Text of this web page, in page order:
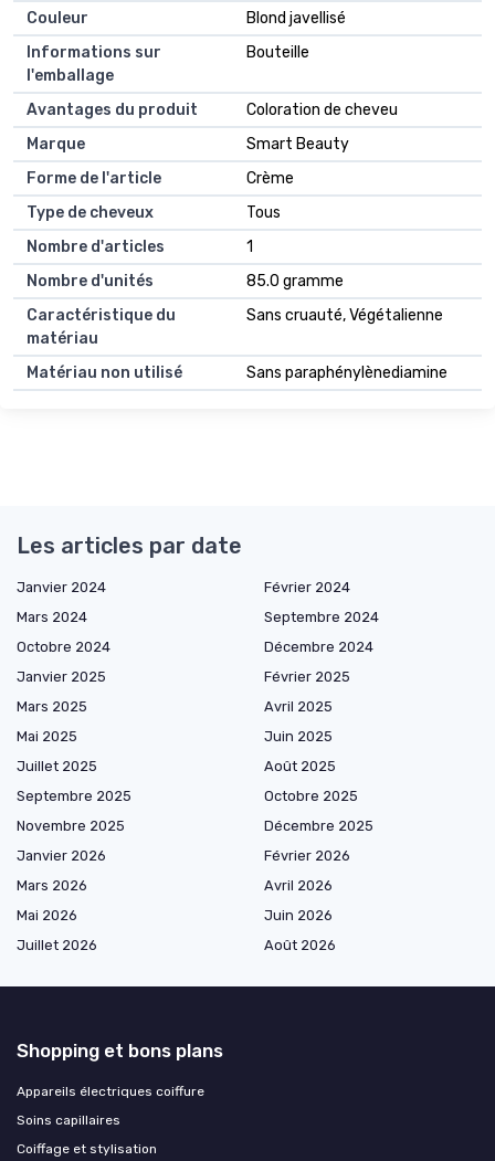
Couleur
Blond javellisé
Informations sur
l'emballage
Bouteille
Avantages du produit
Coloration de cheveu
Marque
Smart Beauty
Forme de l'article
Crème
Type de cheveux
Tous
Nombre d'articles
1
Nombre d'unités
85.0 gramme
Caractéristique du
matériau
Sans cruauté, Végétalienne
Matériau non utilisé Sans paraphénylènediamine
Les articles par date
Janvier 2024
Février 2024
Mars 2024
Septembre 2024
Octobre 2024
Décembre 2024
Janvier 2025
Février 2025
Mars 2025
Avril 2025
Mai 2025
Juin 2025
Juillet 2025
Août 2025
Septembre 2025
Octobre 2025
Novembre 2025
Décembre 2025
Janvier 2026
Février 2026
Mars 2026
Avril 2026
Mai 2026
Juin 2026
Juillet 2026
Août 2026
Shopping et bons plans
Appareils électriques coiffure
Soins capillaires
Coiffage et stylisation